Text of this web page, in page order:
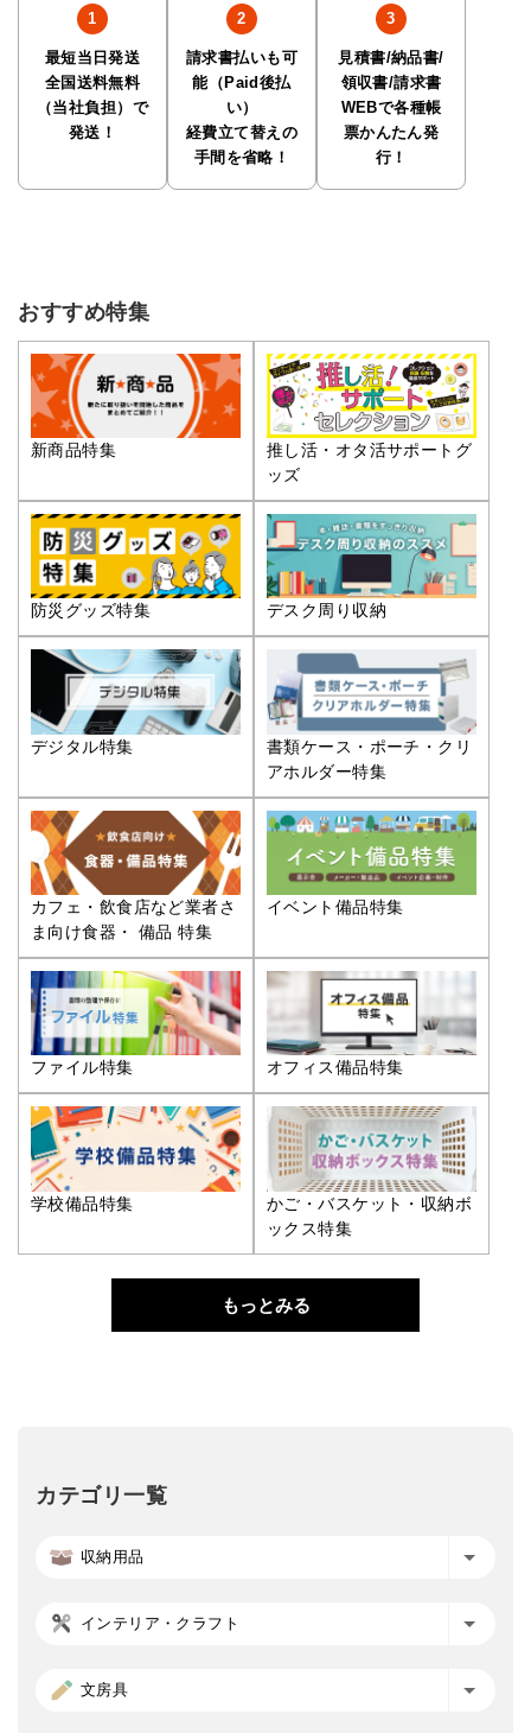
最短当日発送
全国送料無料
（当社負担）で
発送！
請求書払いも可
能（Paid後払
い）
経費立て替えの
手間を省略！
見積書/納品書/
領収書/請求書
WEBで各種帳
票かんたん発
行！
おすすめ特集
新商品特集
推し活・オタ活サポートグ
ッズ
防災グッズ特集 デスク周り収納
デジタル特集
書類ケース・ポーチ・クリ
アホルダー特集
カフェ・飲食店など業者さ
ま向け食器・ 備品 特集
イベント備品特集
ファイル特集 オフィス備品特集
学校備品特集
かご・バスケット・収納ボ
ックス特集
もっとみる
カテゴリ一覧
収納用品
インテリア・クラフト
文房具